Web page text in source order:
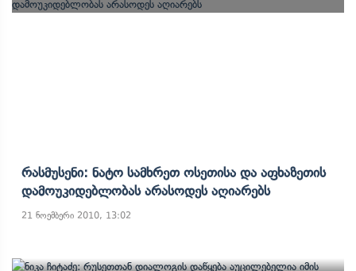
Რასმუსენი: Ნატო Სამხრეთ Ოსეთისა Და Აფხაზეთის
Დამოუკიდებლობას Არასოდეს Აღიარებს
21 ნოემბერი 2010, 13:02